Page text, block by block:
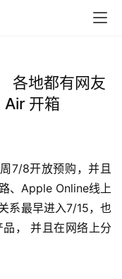
各地都有网友
开箱
7/8开放预购，并且
、Apple Online线上
系最早进入7/15，也
品， 并且在网络上分